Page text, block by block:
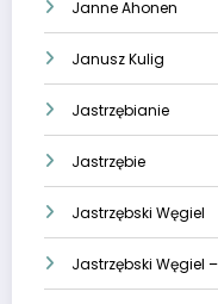
Janne Ahonen
Janusz Kulig
Jastrzębianie
Jastrzębie
Jastrzębski Węgiel
Jastrzębski Węgiel